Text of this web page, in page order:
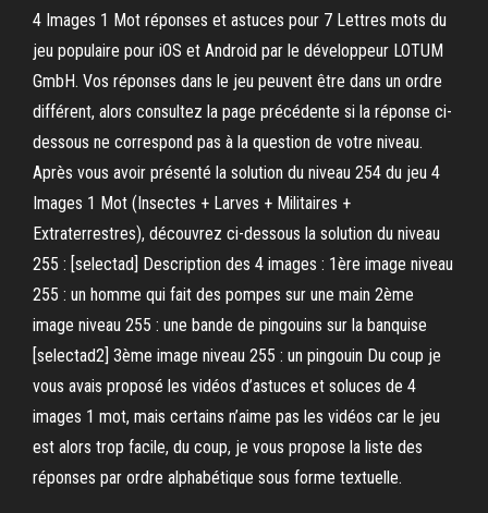
4 Images 1 Mot réponses et astuces pour 7 Lettres mots du
jeu populaire pour iOS et Android par le développeur LOTUM
GmbH. Vos réponses dans le jeu peuvent être dans un ordre
différent, alors consultez la page précédente si la réponse ci-
dessous ne correspond pas à la question de votre niveau.
Après vous avoir présenté la solution du niveau 254 du jeu 4
Images 1 Mot (Insectes + Larves + Militaires +
Extraterrestres), découvrez ci-dessous la solution du niveau
255 : [selectad] Description des 4 images : 1ère image niveau
255 : un homme qui fait des pompes sur une main 2ème
image niveau 255 : une bande de pingouins sur la banquise
[selectad2] 3ème image niveau 255 : un pingouin Du coup je
vous avais proposé les vidéos d’astuces et soluces de 4
images 1 mot, mais certains n’aime pas les vidéos car le jeu
est alors trop facile, du coup, je vous propose la liste des
réponses par ordre alphabétique sous forme textuelle.